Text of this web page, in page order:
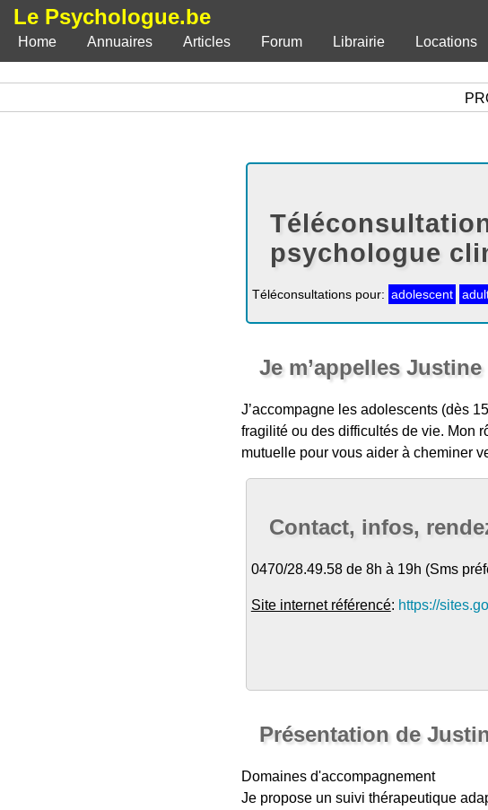
Le Psychologue.be
Home
Annuaires Articles Forum Librairie
Locations
psychologue
Téléconsultations pour: adolescent
Je m’appelles
J’accompagne les adolescents (dès
fragilité ou des difficultés de vie. Mon
mutuelle pour vous aider à cheminer
Contact, infos,
0470/28.49.58 de 8h à 19h (Sms
Site internet référencé: https://
Présentation de
Domaines d'accompagnement
Je propose un suivi thérapeutique